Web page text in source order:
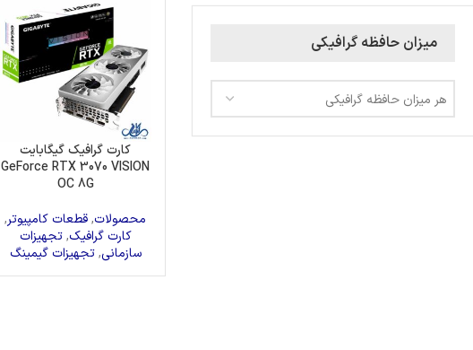
میزان حافظه گرافیکی
هر میزان حافظه گرافیکی
کارت گرافیک گیگابایت
GeForce RTX 3070 VISION
OC 8G
محصولات,قطعات کامپیوتر,
کارت گرافیک,تجهیزات
سازمانی,تجهیزات گیمینگ